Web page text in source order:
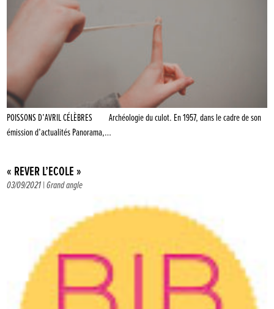
POISSONS D’AVRIL CÉLÈBRES Archéologie du culot. En 1957, dans le cadre de son
émission d’actualités Panorama,…
« RÊVER L’ÉCOLE »
03/09/2021 |Grand angle